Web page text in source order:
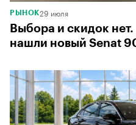
РЫНОК29 июля
Выбора и скидок
нашли новый Senat